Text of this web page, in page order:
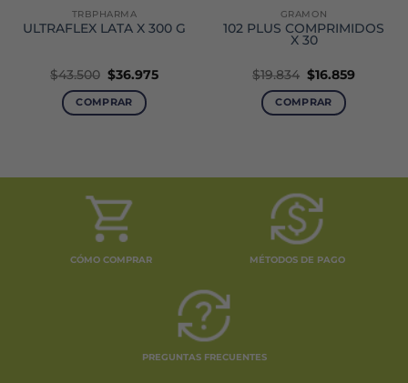
TRBPHARMA
ULTRAFLEX LATA X 300 G
$43.500 El
precio
original
era:
$43.500.
$36.975El
COMPRAR
GRAMON
102 PLUS COMPRIMIDOS
X 30
$19.834 El
precio
original
era:
$19.834.
$16.859El
COMPRAR
CÓMO COMPRAR MÉTODOS DE PAGO
PREGUNTAS FRECUENTES